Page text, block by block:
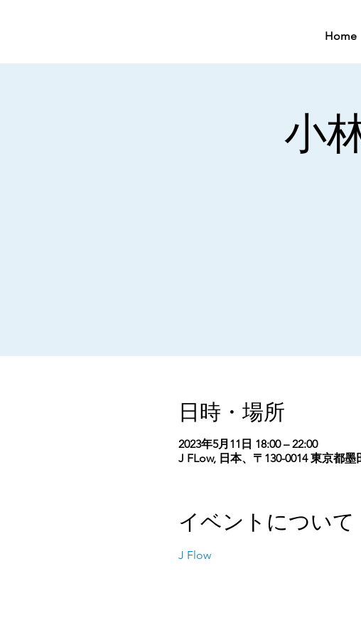
Home
小
日時・場所
2023年5月11日 18:00 – 22:00
J FLow, 日本、〒130-0014 東京都
イベントについて
J Flow